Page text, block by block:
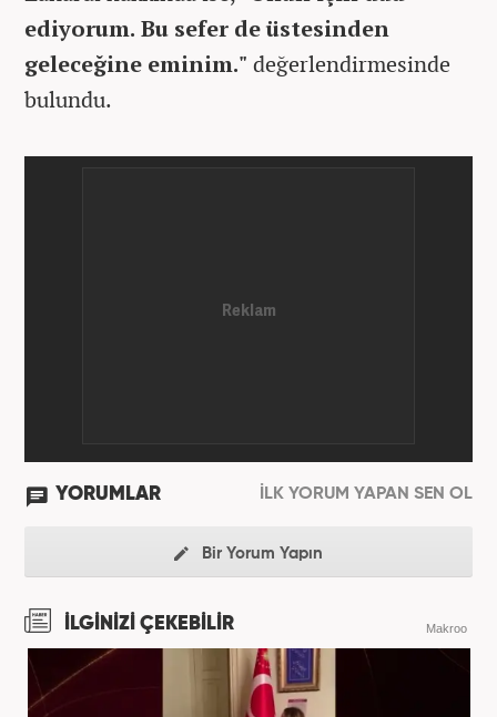
ediyorum. Bu sefer de üstesinden
geleceğine eminim." değerlendirmesinde
bulundu.
YORUMLAR İLK YORUM YAPAN SEN OL
Bir Yorum Yapın
İLGİNİZİ ÇEKEBİLİR Makroo